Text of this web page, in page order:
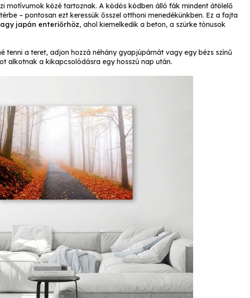
motívumok közé tartoznak. A ködös ködben álló fák mindent átölelő
– pontosan ezt keressük ősszel otthoni menedékünkben. Ez a fajta
japán enteriőrhöz, ahol kiemelkedik a beton, a szürke tónusok
tenni a teret, adjon hozzá néhány gyapjúpárnát vagy egy bézs színű
alkotnak a kikapcsolódásra egy hosszú nap után.